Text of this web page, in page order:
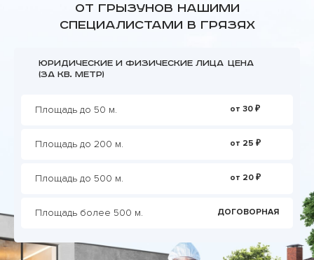
от грызунов нашими
специалистами в Грязях
Юридические и физические лица
(за кв. метр)
Цена
Площадь до 50 м. от 30 ₽
Площадь до 200 м. от 25 ₽
Площадь до 500 м. от 20 ₽
Площадь более 500 м. ДОГОВОРНАЯ